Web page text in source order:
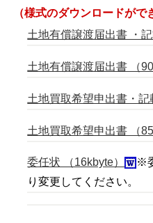
（様式のダウンロードがで
土地有償譲渡届出書 ・記
土地有償譲渡届出書 （
土地買取希望申出書・記
土地買取希望申出書 （
委任状 （16kbyte）
※
り変更してください。